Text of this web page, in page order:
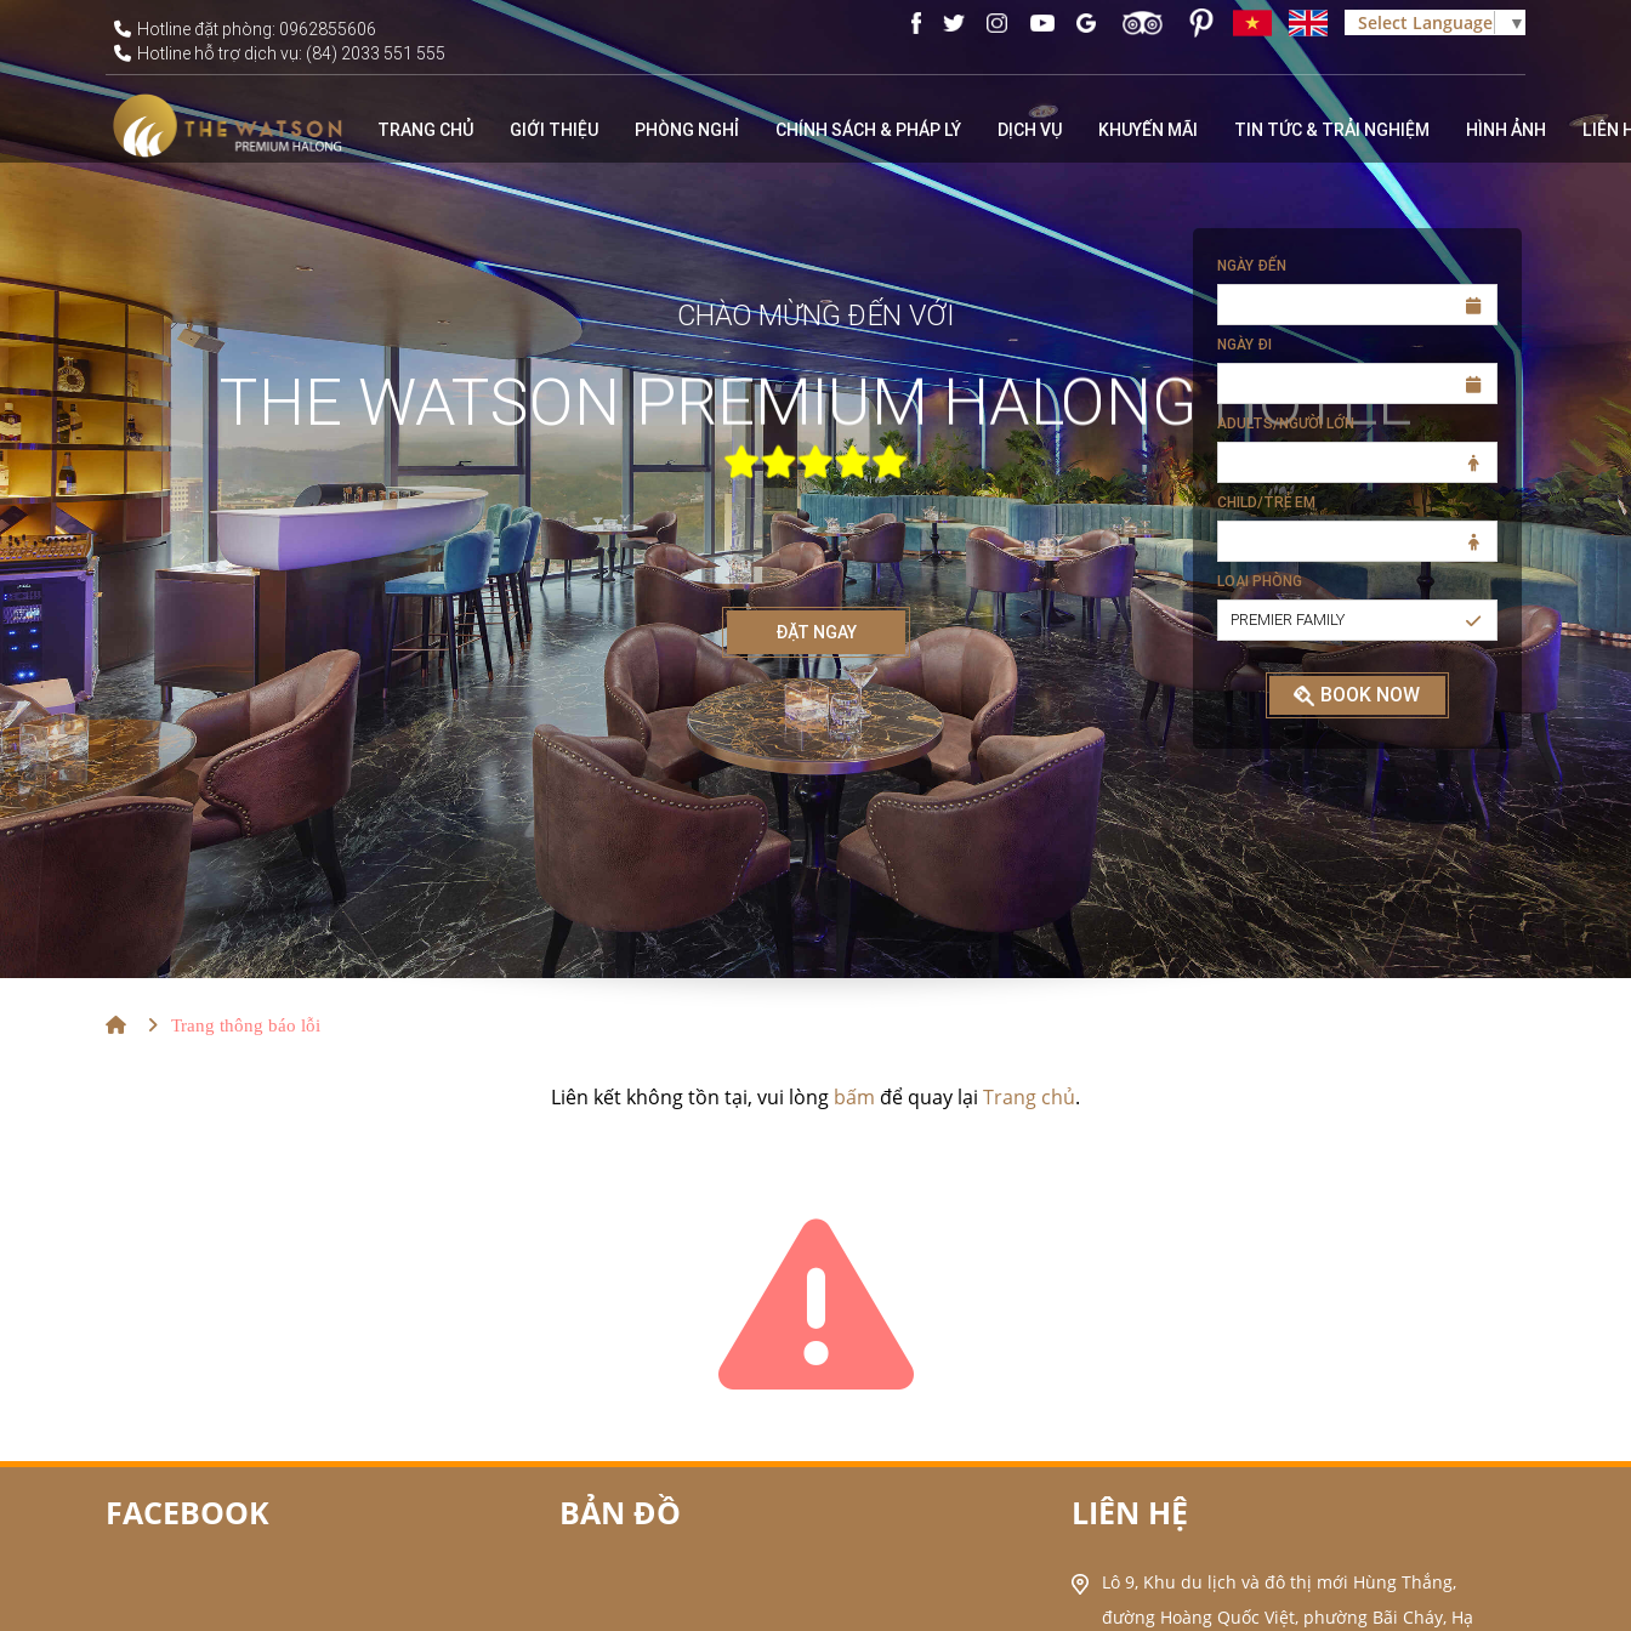
Hotline đặt phòng: 0962855606
Hotline hỗ trợ dịch vụ: (84) 2033 551 555
Select Language ▼
TRANG CHỦ GIỚI THIỆU PHÒNG NGHỈ CHÍNH SÁCH & PHÁP LÝ DỊCH VỤ KHUYẾN MÃI TIN TỨC & TRẢI NGHIỆM HÌNH ẢNH LIÊN
CHÀO MỪNG ĐẾN VỚI
THE WATSON PREMIUM HALONG HOTEL
ĐẶT NGAY
NGÀY ĐẾN
NGÀY ĐI
ADULTS/NGƯỜI LỚN
CHILD/TRẺ EM
LOẠI PHÒNG
PREMIER FAMILY
BOOK NOW
Trang thông báo lỗi
Liên kết không tồn tại, vui lòng bấm để quay lại Trang chủ.
FACEBOOK BẢN ĐỒ LIÊN HỆ
Lô 9, Khu du lịch và đô thị mới Hùng Thắng,
đường Hoàng Quốc Việt, phường Bãi Cháy, Hạ